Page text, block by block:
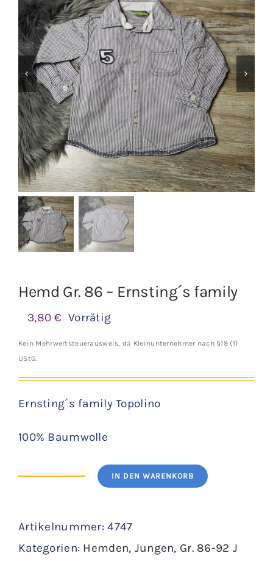
Jungen
Mädchen
Accesoires
Schuhe / Socken
Spielzeug
Babyausstattung
Krims Krams
Hemd Gr. 86 – Ernsting´s family
3,80€ Vorrätig
Kein Mehrwertsteuerausweis, da Kleinunternehmer nach §19 (1)
UStG.
Ernsting´s family Topolino
100% Baumwolle
86
-
IN DEN WARENKORB
Artikelnummer:4747
Kategorien: Hemden, Jungen, Gr. 86-92 J